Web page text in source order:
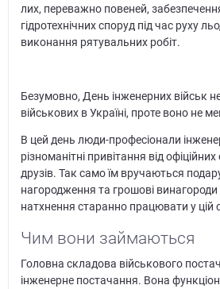
лих, переважно повеней,
гідротехнічних споруд під час руху
виконання рятувальних робіт.
Безумовно, День інженерних військ
військових в Україні, проте воно не
В цей день люди-професіонали
різноманітні привітання від
друзів. Так само їм вручаються
нагородження та грошові
натхнення старанно працювати у цій
Чим вони займаються
Головна складова військового
інженерне постачання. Вона